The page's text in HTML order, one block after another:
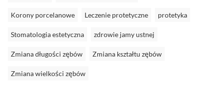
Korony porcelanowe Leczenie protetyczne protetyka
Stomatologia estetyczna zdrowie jamy ustnej
Zmiana długości zębów Zmiana kształtu zębów
Zmiana wielkości zębów